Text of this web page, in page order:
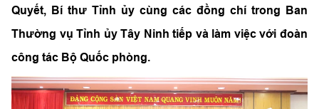
Quyết, Bí thư Tỉnh ủy cùng các đồng chí trong Ban
Thường vụ Tỉnh ủy Tây Ninh tiếp và làm việc với đoàn
công tác Bộ Quốc phòng.